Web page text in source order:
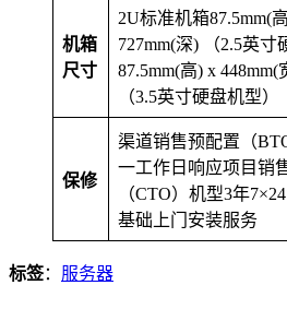
机箱
尺寸
2U标准机箱87.5mm(
727mm(深) （2.5英寸
87.5mm(高) x 448mm(
（3.5英寸硬盘机型）
保修
渠道销售预配置（
一工作日响应项目销
（CTO）机型3年
基础上门安装服务
标签： 服务器